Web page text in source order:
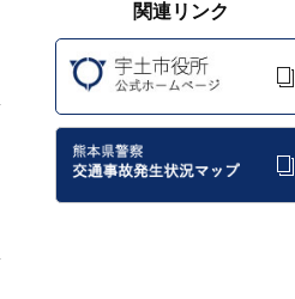
関連リンク